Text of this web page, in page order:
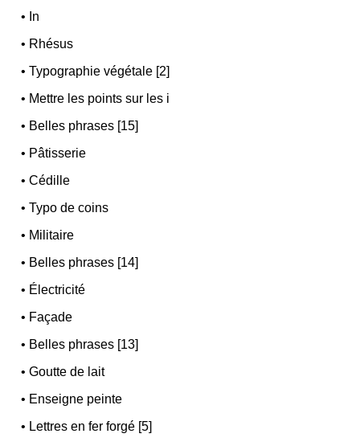
• In
• Rhésus
•Typographie végétale [2]
• Mettre les points sur les i
• Belles phrases [15]
• Pâtisserie
•Cédille
•Typo de coins
• Militaire
• Belles phrases [14]
• Électricité
• Façade
• Belles phrases [13]
•Goutte de lait
• Enseigne peinte
• Lettres en fer forgé [5]